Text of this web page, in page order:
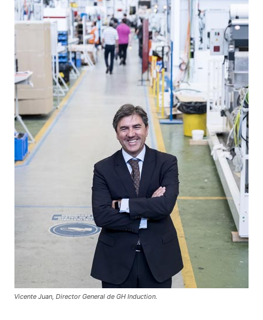
Vicente Juan, Director General de GH Induction.